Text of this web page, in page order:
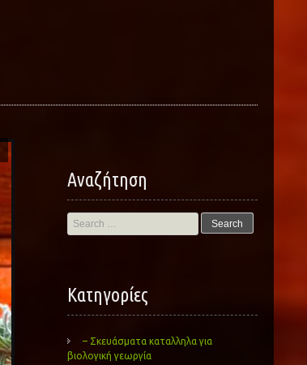
Αναζήτηση
Search
for:
Kατηγορίες
– Σκευάσματα καταλληλα για
βιολογική γεωργία